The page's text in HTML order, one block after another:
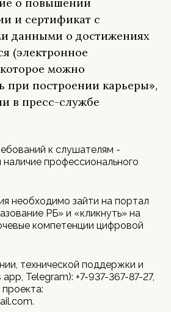
и сертификат с
данными о достижениях
(электронное
можно
при построении карьеры»,
в пресс-службе
к слушателям -
наличие профессионального
необходимо зайти на портал
РБ» и «кликнуть» на
компетенции цифровой
технической поддержки и
app, Telegram): +7-937-367-87-27,